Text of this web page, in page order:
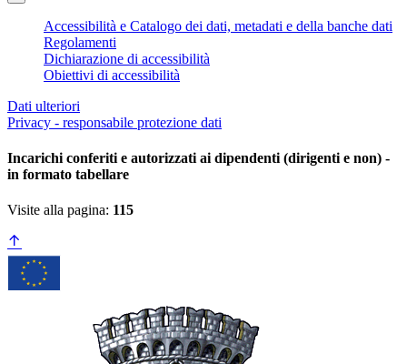
Accessibilità e Catalogo dei dati, metadati e della banche dati
Regolamenti
Dichiarazione di accessibilità
Obiettivi di accessibilità
Dati ulteriori
Privacy - responsabile protezione dati
Incarichi conferiti e autorizzati ai dipendenti (dirigenti e non) -
in formato tabellare
Visite alla pagina: 115